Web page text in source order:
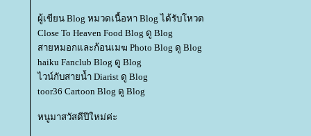
ผู้เขียน Blog หมวดเนื้อหา Blog ได้รับโหวต
Close To Heaven Food Blog ดู Blog
สายหมอกและก้อนเมฆ Photo Blog ดู Blog
haiku Fanclub Blog ดู Blog
ไวน์กับสายน้ำ Diarist ดู Blog
toor36 Cartoon Blog ดู Blog
หนูมาสวัสดีปีใหม่ค่ะ